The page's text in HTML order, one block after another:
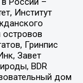
Институт
Гринпис
Завет
BDR
дом